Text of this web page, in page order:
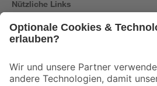
Nützliche Links
Der toom Newsletter: Keine Angebote und